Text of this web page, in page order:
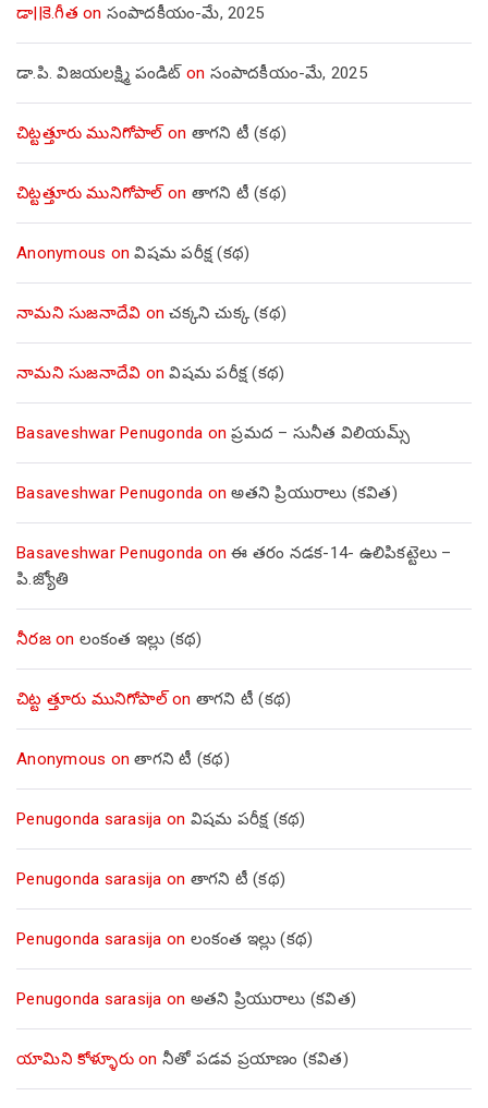
డా||కె.గీత on సంపాదకీయం-మే, 2025
డా.పి. విజయలక్ష్మి పండిట్ on సంపాదకీయం-మే, 2025
చిట్టత్తూరు మునిగోపాల్on తాగని టీ (కథ)
చిట్టత్తూరు మునిగోపాల్on తాగని టీ (కథ)
Anonymous onవిషమ పరీక్ష (క‌థ‌)
నామని సుజనాదేవి onచక్కని చుక్క (కథ)
నామని సుజనాదేవి onవిషమ పరీక్ష (క‌థ‌)
Basaveshwar Penugonda onప్రమద – సునీత విలియమ్స్
Basaveshwar Penugonda onఅతని ప్రియురాలు (కవిత)
Basaveshwar Penugonda onఈ తరం నడక-14- ఉలిపికట్టెలు –
పి.జ్యోతి
నీరజon లంకంత ఇల్లు (కథ)
చిట్ట త్తూరు మునిగోపాల్on తాగని టీ (కథ)
Anonymous onతాగని టీ (కథ)
Penugonda sarasija on విషమ పరీక్ష (క‌థ‌)
Penugonda sarasija on తాగని టీ (కథ)
Penugonda sarasija on లంకంత ఇల్లు (కథ)
Penugonda sarasija on అతని ప్రియురాలు (కవిత)
యామిని కోళ్ళూరుon నీతో పడవ ప్రయాణం (కవిత)